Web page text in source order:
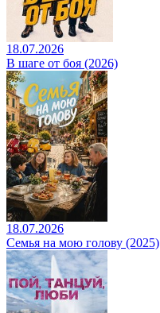
18.07.2026
В шаге от боя (2026)
18.07.2026
Семья на мою голову (2025)